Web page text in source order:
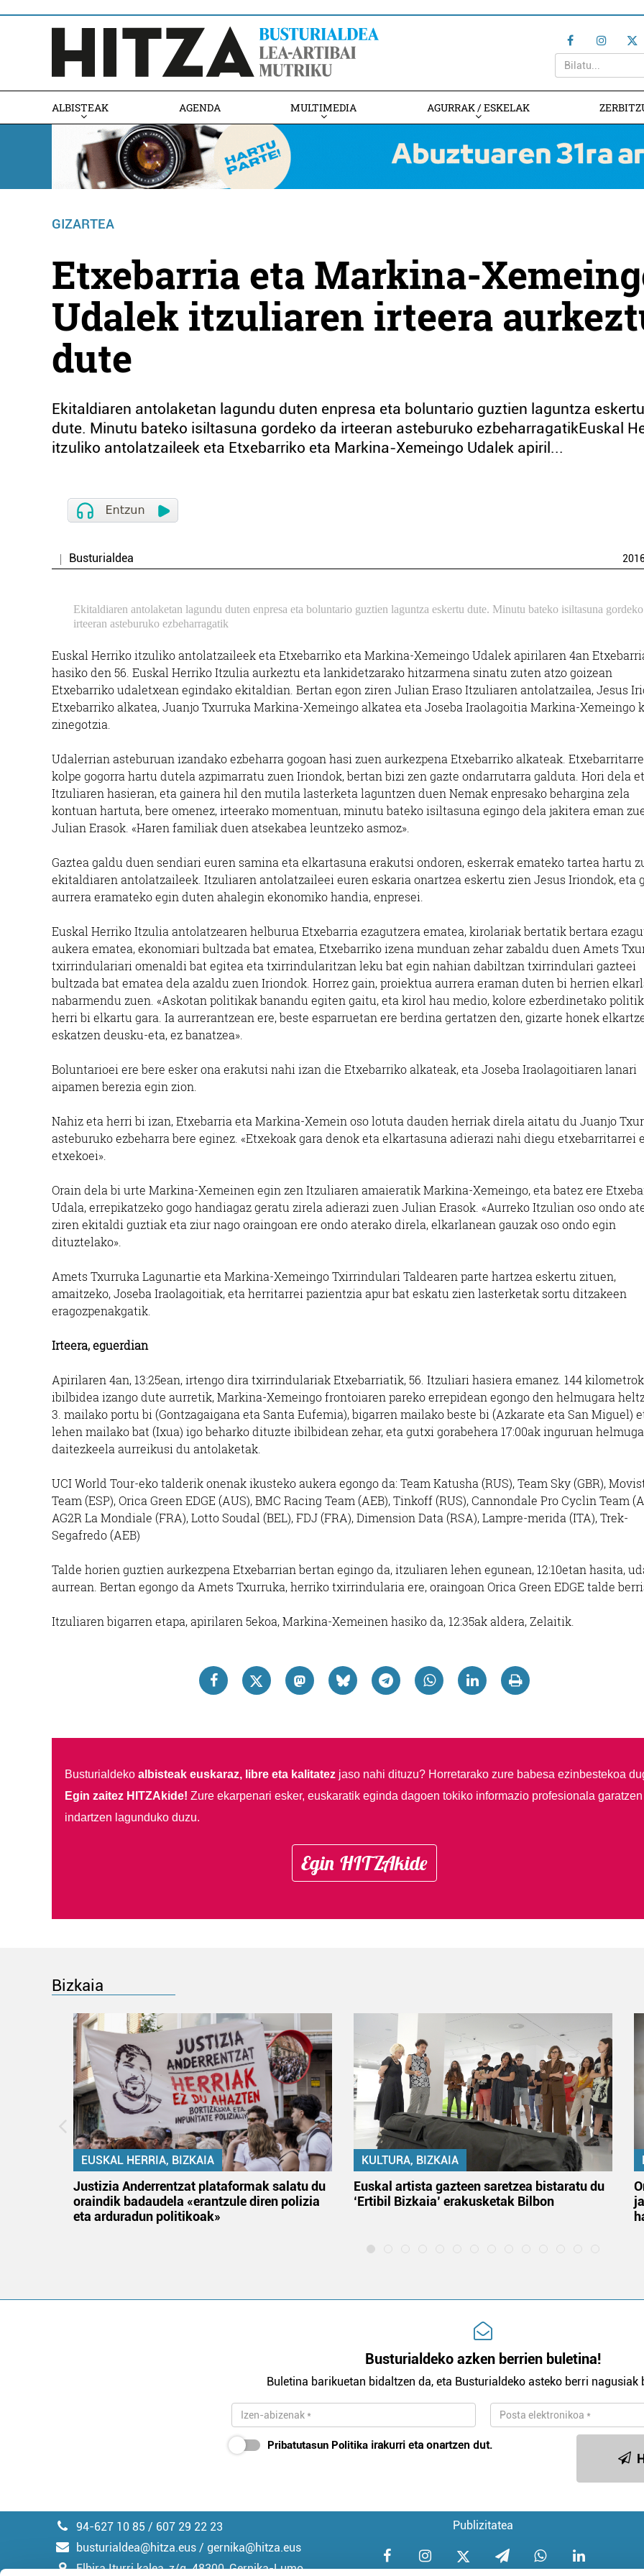
ALBISTEAK AGENDA MULTIMEDIA AGURRAK / ESKELAK
GIZARTEA
Etxebarria eta Markina-
Udalek itzuliaren irteera
dute
Ekitaldiaren antolaketan lagundu duten enpresa eta boluntario guztien laguntza eskertu
dute. Minutu bateko isiltasuna gordeko da irteeran asteburuko ezbeharragatikEuskal
itzuliko antolatzaileek eta Etxebarriko eta Markina-Xemeingo Udalek apiril...
Busturialdea
Ekitaldiaren antolaketan lagundu duten enpresa eta boluntario guztien laguntza eskertu dute. Minutu bateko isiltasuna
irteeran asteburuko ezbeharragatik
Euskal Herriko itzuliko antolatzaileek eta Etxebarriko eta Markina-Xemeingo Udalek apirilaren 4an
hasiko den 56. Euskal Herriko Itzulia aurkeztu eta lankidetzarako hitzarmena sinatu zuten atzo goizean
Etxebarriko udaletxean egindako ekitaldian. Bertan egon ziren Julian Eraso Itzuliaren antolatzailea, Jesus
Etxebarriko alkatea, Juanjo Txurruka Markina-Xemeingo alkatea eta Joseba Iraolagoitia Markina-Xemeingo
zinegotzia.
Udalerrian asteburuan izandako ezbeharra gogoan hasi zuen aurkezpena Etxebarriko alkateak.
kolpe gogorra hartu dutela azpimarratu zuen Iriondok, bertan bizi zen gazte ondarrutarra galduta. Hori dela
Itzuliaren hasieran, eta gainera hil den mutila lasterketa laguntzen duen Nemak enpresako behargina zela
kontuan hartuta, bere omenez, irteerako momentuan, minutu bateko isiltasuna egingo dela jakitera eman
Julian Erasok. «Haren familiak duen atsekabea leuntzeko asmoz».
Gaztea galdu duen sendiari euren samina eta elkartasuna erakutsi ondoren, eskerrak emateko tartea hartu
ekitaldiaren antolatzaileek. Itzuliaren antolatzaileei euren eskaria onartzea eskertu zien Jesus Iriondok, eta
aurrera eramateko egin duten ahalegin ekonomiko handia, enpresei.
Euskal Herriko Itzulia antolatzearen helburua Etxebarria ezagutzera ematea, kirolariak bertatik bertara
aukera ematea, ekonomiari bultzada bat ematea, Etxebarriko izena munduan zehar zabaldu duen Amets
txirrindulariari omenaldi bat egitea eta txirrindularitzan leku bat egin nahian dabiltzan txirrindulari gazteei
bultzada bat ematea dela azaldu zuen Iriondok. Horrez gain, proiektua aurrera eraman duten bi herrien
nabarmendu zuen. «Askotan politikak banandu egiten gaitu, eta kirol hau medio, kolore ezberdinetako
herri bi elkartu gara. Ia aurrerantzean ere, beste esparruetan ere berdina gertatzen den, gizarte honek
eskatzen deusku-eta, ez banatzea».
Boluntarioei ere bere esker ona erakutsi nahi izan die Etxebarriko alkateak, eta Joseba Iraolagoitiaren lanari
aipamen berezia egin zion.
Nahiz eta herri bi izan, Etxebarria eta Markina-Xemein oso lotuta dauden herriak direla aitatu du Juanjo
asteburuko ezbeharra bere eginez. «Etxekoak gara denok eta elkartasuna adierazi nahi diegu etxebarritarrei
etxekoei».
Orain dela bi urte Markina-Xemeinen egin zen Itzuliaren amaieratik Markina-Xemeingo, eta batez ere
Udala, errepikatzeko gogo handiagaz geratu zirela adierazi zuen Julian Erasok. «Aurreko Itzulian oso ondo
ziren ekitaldi guztiak eta ziur nago oraingoan ere ondo aterako direla, elkarlanean gauzak oso ondo egin
dituztelako».
Amets Txurruka Lagunartie eta Markina-Xemeingo Txirrindulari Taldearen parte hartzea eskertu zituen,
amaitzeko, Joseba Iraolagoitiak, eta herritarrei pazientzia apur bat eskatu zien lasterketak sortu ditzakeen
eragozpenakgatik.
Irteera, eguerdian
Apirilaren 4an, 13:25ean, irtengo dira txirrindulariak Etxebarriatik, 56. Itzuliari hasiera emanez. 144
ibilbidea izango dute aurretik, Markina-Xemeingo frontoiaren pareko errepidean egongo den helmugara
3. mailako portu bi (Gontzagaigana eta Santa Eufemia), bigarren mailako beste bi (Azkarate eta San Miguel)
lehen mailako bat (Ixua) igo beharko dituzte ibilbidean zehar, eta gutxi gorabehera 17:00ak inguruan
daitezkeela aurreikusi du antolaketak.
UCI World Tour-eko talderik onenak ikusteko aukera egongo da: Team Katusha (RUS), Team Sky (GBR),
Team (ESP), Orica Green EDGE (AUS), BMC Racing Team (AEB), Tinkoff (RUS), Cannondale Pro Cyclin Team
AG2R La Mondiale (FRA), Lotto Soudal (BEL), FDJ (FRA), Dimension Data (RSA), Lampre-merida (ITA), Trek-
Segafredo (AEB)
Talde horien guztien aurkezpena Etxebarrian bertan egingo da, itzuliaren lehen egunean, 12:10etan hasita,
aurrean. Bertan egongo da Amets Txurruka, herriko txirrindularia ere, oraingoan Orica Green EDGE talde
Itzuliaren bigarren etapa, apirilaren 5ekoa, Markina-Xemeinen hasiko da, 12:35ak aldera, Zelaitik.
Busturialdeko albisteak euskaraz, libre eta kalitatezjaso nahi dituzu? Horretarako zure babesa ezinbestekoa
Egin zaitez HITZAkide! Zure ekarpenari esker, euskaratik eginda dagoen tokiko informazio profesionala garatzen
indartzen lagunduko duzu.
Egin HITZAkide
Bizkaia
EUSKAL HERRIA, BIZKAIA
Justizia Anderrentzat plataformak salatu du
oraindik badaudela «erantzule diren polizia
eta arduradun politikoak»
KULTURA, BIZKAIA
Euskal artista gazteen saretzea bistaratu du
‘Ertibil Bizkaia’ erakusketak Bilbon
Busturialdeko azken berrien buletina!
Buletina barikuetan bidaltzen da, eta Busturialdeko asteko berri nagusiak
Pribatutasun Politika irakurri eta onartzen dut.
94-627 10 85 / 607 29 22 23
busturialdea@hitza.eus / gernika@hitza.eus
Elbira Iturri kalea, z/g. 48300, Gernika-Lumo
Publizitatea